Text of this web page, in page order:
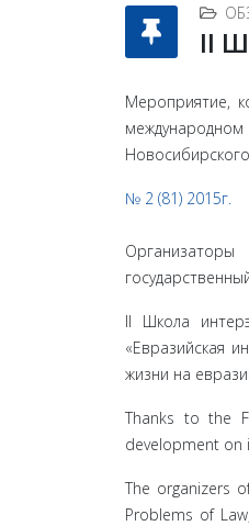
II
Мероприятие,
международном
№ 2 (81) 2015г.
II Школа
«Евразийская
жизни на
Thanks to the
development on
The organizers
Problems of